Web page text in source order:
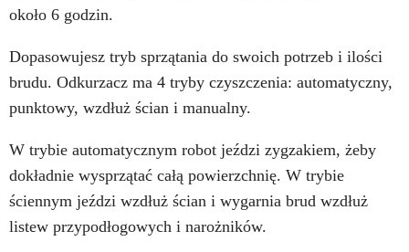
około 6 godzin.
Dopasowujesz tryb sprzątania do swoich potrzeb i ilości
brudu. Odkurzacz ma 4 tryby czyszczenia: automatyczny,
punktowy, wzdłuż ścian i manualny.
W trybie automatycznym robot jeździ zygzakiem, żeby
dokładnie wysprzątać całą powierzchnię. W trybie
ściennym jeździ wzdłuż ścian i wygarnia brud wzdłuż
listew przypodłogowych i narożników.